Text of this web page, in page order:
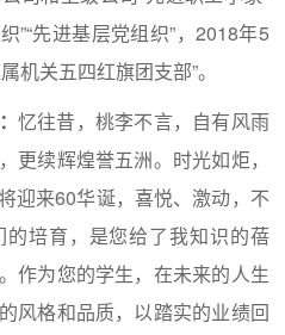
”“先进基层党组织”，2018年5
机关五四红旗团支部”。
忆往昔，桃李不言，自有风雨
更续辉煌誉五洲。时光如炬，
迎来60华诞，喜悦、激动，不
培育，是您给了我知识的蓓
作为您的学生，在未来的人生
风格和品质，以踏实的业绩回